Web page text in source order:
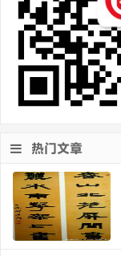
热门文章